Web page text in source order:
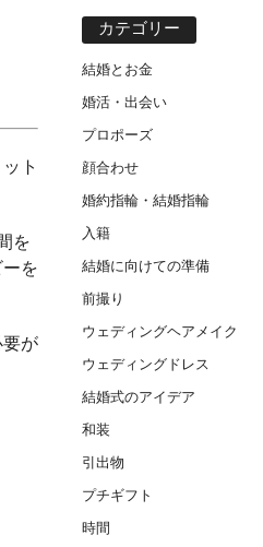
ト
を
を
が
カテゴリー
結婚とお金
婚活・出会い
プロポーズ
顔合わせ
婚約指輪・結婚指輪
入籍
結婚に向けての準備
前撮り
ウェディングヘアメイク
ウェディングドレス
結婚式のアイデア
和装
引出物
プチギフト
時間